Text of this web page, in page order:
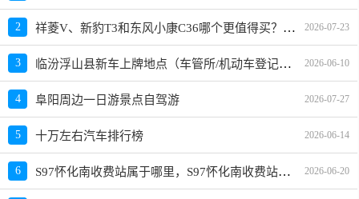
2 祥菱V、新豹T3和东风小康C36哪个更值得买？性价比、配置对比 2026-07-23
3 临汾浮山县新车上牌地点（车管所/机动车登记服务站）、上班时间、电话 2026-06-10
4 阜阳周边一日游景点自驾游 2026-07-27
5 十万左右汽车排行榜 2026-06-14
6 S97怀化南收费站属于哪里，S97怀化南收费站入口的详细地址 2026-06-20